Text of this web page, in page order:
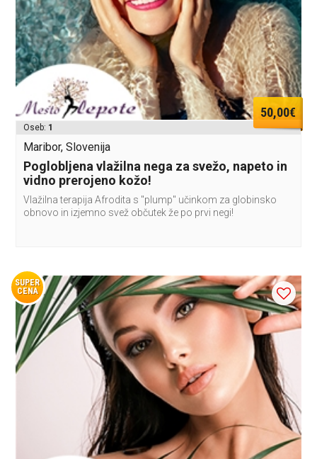
50,00€
Oseb: 1
Maribor, Slovenija
Poglobljena vlažilna nega za svežo, napeto in
vidno prerojeno kožo!
Vlažilna terapija Afrodita s "plump" učinkom za globinsko
obnovo in izjemno svež občutek že po prvi negi!
SUPER
CENA